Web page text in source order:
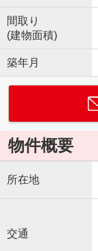
間取り
(建物面積)
築年月
物件概要
所在地
交通